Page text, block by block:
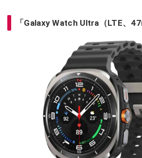
「Galaxy Watch Ultra（LTE、